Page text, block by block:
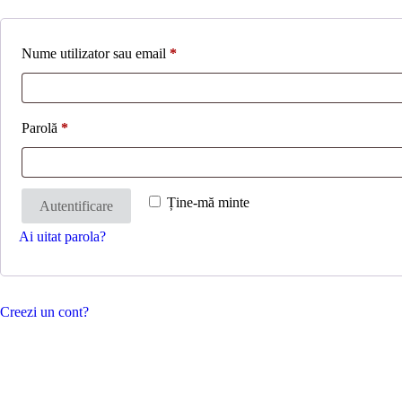
Nume utilizator sau email *
Parolă *
Ține-mă minte
Autentificare
Ai uitat parola?
Creezi un cont?